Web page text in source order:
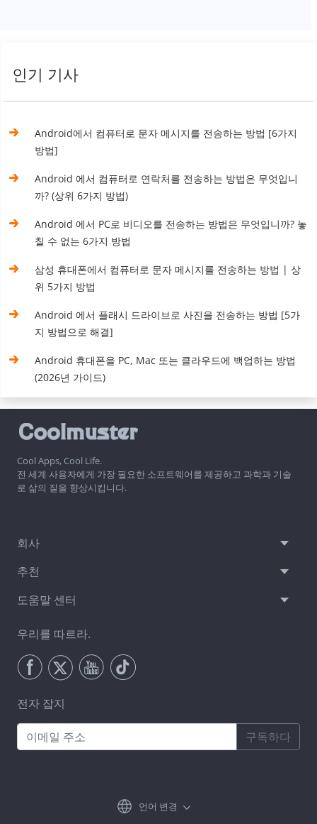
인기 기사
Android에서 컴퓨터로 문자 메시지를 전송하는 방법 [6가지
방법]
Android 에서 컴퓨터로 연락처를 전송하는 방법은 무엇입니
까? (상위 6가지 방법)
Android 에서 PC로 비디오를 전송하는 방법은 무엇입니까? 놓
칠 수 없는 6가지 방법
삼성 휴대폰에서 컴퓨터로 문자 메시지를 전송하는 방법 | 상
위 5가지 방법
Android 에서 플래시 드라이브로 사진을 전송하는 방법 [5가
지 방법으로 해결]
Android 휴대폰을 PC, Mac 또는 클라우드에 백업하는 방법
(2026년 가이드)
Cool Apps, Cool Life.
전 세계 사용자에게 가장 필요한 소프트웨어를 제공하고 과학과 기술
로 삶의 질을 향상시킵니다.
회사
추천
도움말 센터
우리를 따르라.
전자 잡지
구독하다
언어 변경